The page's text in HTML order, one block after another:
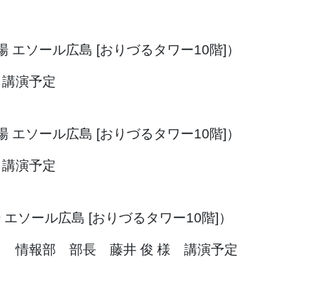
ソール広島 [おりづるタワー10階]）
演予定
ソール広島 [おりづるタワー10階]）
演予定
ソール広島 [おりづるタワー10階]）
情報部 部長 藤井 俊 様 講演予定